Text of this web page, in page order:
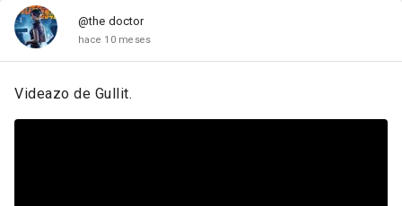
@the doctor
hace 10 meses
Videazo de Gullit.